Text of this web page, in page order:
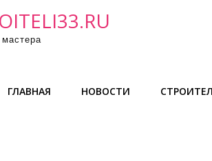
ГЛАВНАЯ НОВОСТИ